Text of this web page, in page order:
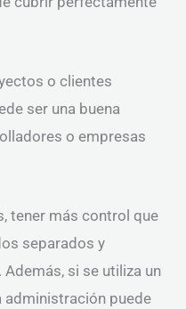
o clientes
ser una buena
o empresas
tener más control que
separados y
si se utiliza un
administración puede